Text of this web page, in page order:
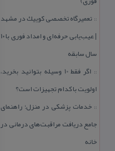
:: تعمیرگاه تخصصی كوییك در مشهد
| عیب‌یابی حرفه‌ای و امداد فوری با ۱۰
سال سابقه
::
اگر فقط 10 وسیله بتوانید بخرید،
اولویت با كدام تجهیزات است؟
:: خدمات پزشكی در منزل؛ راهنمای
جامع دریافت مراقبت‌های درمانی در
خانه